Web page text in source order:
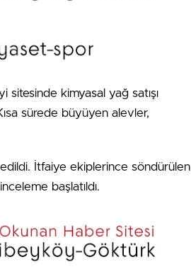
sitesinde kimyasal yağ satışı
sürede büyüyen alevler,
İtfaiye ekiplerince söndürülen
başlatıldı.